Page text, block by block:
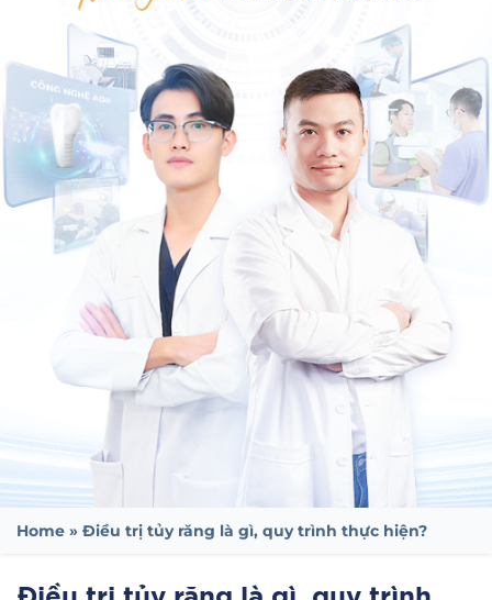
Home » Điều trị tủy răng là gì, quy trình thực hiện?